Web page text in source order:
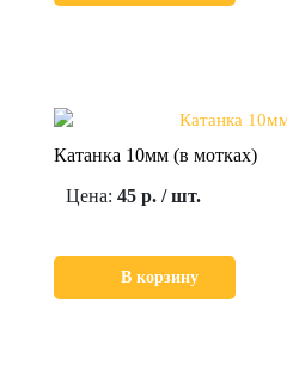
Катанка 10мм (в мотках)
Цена: 45 р. / шт.
В корзину